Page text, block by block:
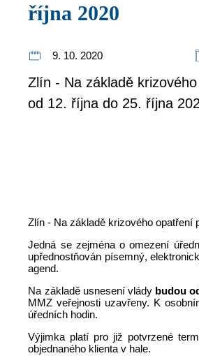
října 2020
9. 10. 2020
Zlín - Na základě
od 12. října do 25. října
Zlín - Na základě krizového opatření
Jedná se zejména o omezení
upřednostňován písemný,
agend.
Na základě usnesení vlády budou
MMZ veřejnosti uzavřeny. K
úředních hodin.
Výjimka platí pro již potvrzené
objednaného klienta v hale.